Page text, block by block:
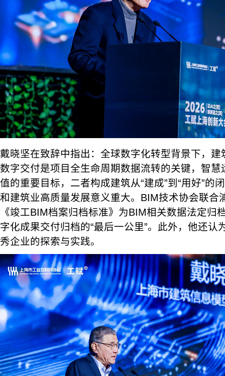
戴晓坚在致辞中指出：全球数字化转型背景下，
数字交付是项目全生命周期数据流转的关键，智
值的重要目标，二者构成建筑从“建成”到“用好”的
和建筑业高质量发展意义重大。BIM技术协会联合
《竣工BIM档案归档标准》为BIM相关数据法定归
字化成果交付归档的“最后一公里”。此外，他还认
秀企业的探索与实践。